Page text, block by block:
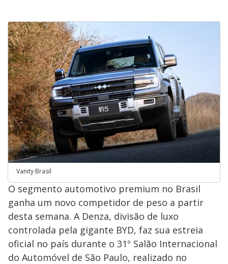
Vanity Brasil
O segmento automotivo premium no Brasil
ganha um novo competidor de peso a partir
desta semana. A Denza, divisão de luxo
controlada pela gigante BYD, faz sua estreia
oficial no país durante o 31º Salão Internacional
do Automóvel de São Paulo, realizado no